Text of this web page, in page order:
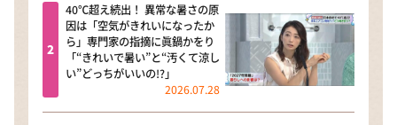
40℃超え続出！ 異常な暑さの原
因は「空気がきれいになったか
ら」専門家の指摘に眞鍋かをり
「“きれいで暑い”と“汚くて涼し
い”どっちがいいの!?」
2026.07.28